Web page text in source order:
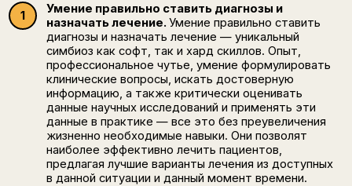
Умение правильно ставить диагнозы и
назначать лечение. Умение правильно ставить
диагнозы и назначать лечение — уникальный
симбиоз как софт, так и хард скиллов. Опыт,
профессиональное чутье, умение формулировать
клинические вопросы, искать достоверную
информацию, а также критически оценивать
данные научных исследований и применять эти
данные в практике — все это без преувеличения
жизненно необходимые навыки. Они позволят
наиболее эффективно лечить пациентов,
предлагая лучшие варианты лечения из доступных
в данной ситуации и данный момент времени.